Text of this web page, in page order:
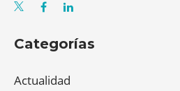
Categorías
Actualidad